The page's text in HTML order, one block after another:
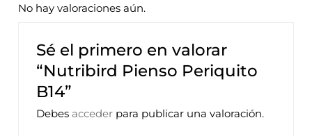
No hay valoraciones aún.
Sé el primero en valorar
“Nutribird Pienso Periquito
B14”
Debes acceder para publicar una valoración.